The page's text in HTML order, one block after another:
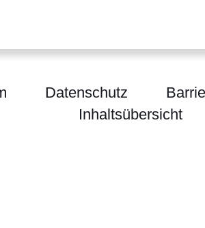
Datenschutz
Inhaltsübersicht